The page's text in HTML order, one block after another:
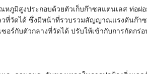
ภูมิสูงประกอบด้วยตัวเก็บก๊าซสแตนเลส ท่อ
ที่วัดได้ ซึ่งมีหน้าที่รวบรวมสัญญาณแรงดันก๊า
ซอร์กับตัวกลางที่วัดได้ ปรับให้เข้ากับการกั